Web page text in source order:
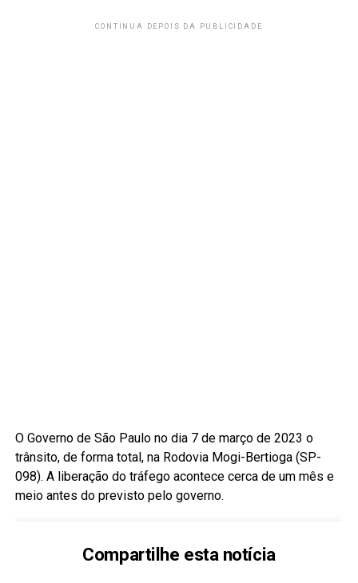
CONTINUA DEPOIS DA PUBLICIDADE
O Governo de São Paulo no dia 7 de março de 2023 o
trânsito, de forma total, na Rodovia Mogi-Bertioga (SP-
098). A liberação do tráfego acontece cerca de um mês e
meio antes do previsto pelo governo.
Compartilhe esta notícia